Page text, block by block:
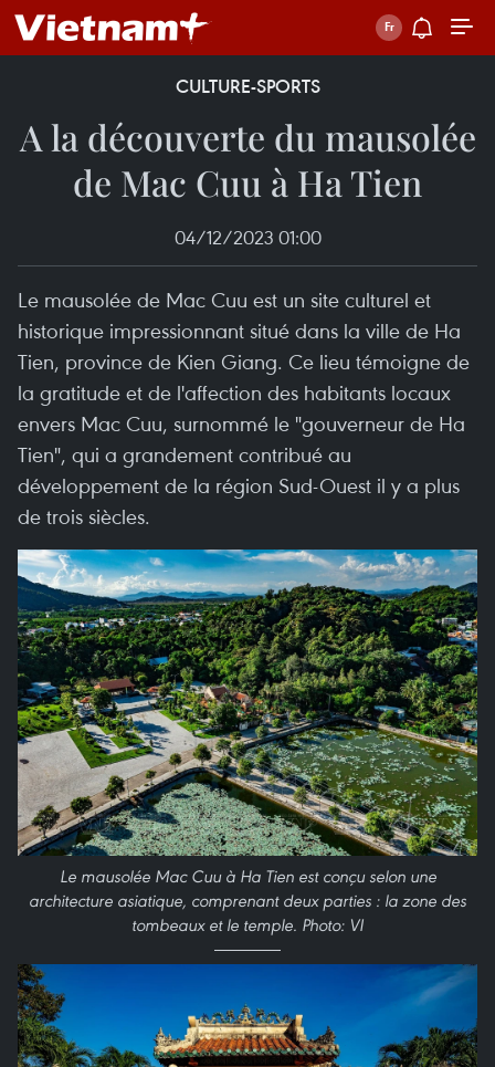
CULTURE-SPORTS
A la découverte du mausolée
de Mac Cuu à Ha Tien
04/12/2023 01:00
Le mausolée de Mac Cuu est un site culturel et
historique impressionnant situé dans la ville de Ha
Tien, province de Kien Giang. Ce lieu témoigne de
la gratitude et de l'affection des habitants locaux
envers Mac Cuu, surnommé le "gouverneur de Ha
Tien", qui a grandement contribué au
développement de la région Sud-Ouest il y a plus
de trois siècles.
Le mausolée Mac Cuu à Ha Tien est conçu selon une
architecture asiatique, comprenant deux parties : la zone des
tombeaux et le temple. Photo: VI